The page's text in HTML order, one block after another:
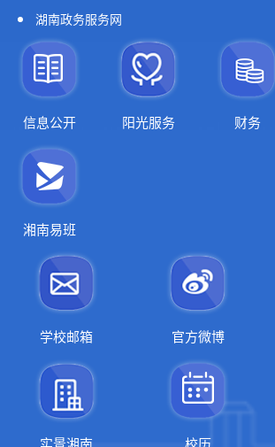
湖南政务服务网
信息公开 阳光服务 财务
湘南易班
学校邮箱 官方微博
实景湘南 校历